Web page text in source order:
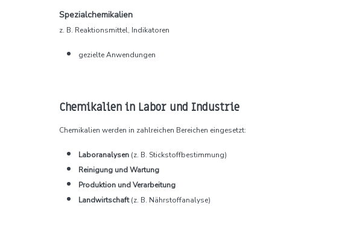
Spezialchemikalien
z. B. Reaktionsmittel, Indikatoren
gezielte Anwendungen
Chemikalien in Labor und Industrie
Chemikalien werden in zahlreichen Bereichen eingesetzt:
Laboranalysen (z. B. Stickstoffbestimmung)
Reinigung und Wartung
Produktion und Verarbeitung
Landwirtschaft(z. B. Nährstoffanalyse)